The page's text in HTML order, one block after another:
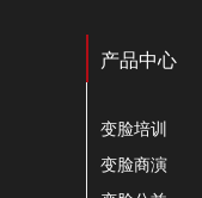
产品中心
变脸培训
变脸商演